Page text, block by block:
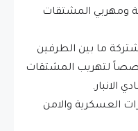
ومهربي المشتقات
ما بين الطرفين
لتهريب المشتقات
الانبار.
العسكرية والامن